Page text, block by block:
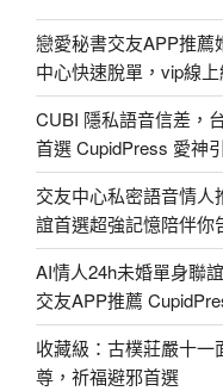
戀愛秘書交友APP推薦
中心快速脫單，vip線
CUBI 隱私語音信差，
首選 CupidPress 愛神
交友中心私密語音情人
誼首選超強記憶陪伴你
AI情人24h未婚單身聯
交友APP推薦
收藏級：古樸莊嚴十
尊，祈福避邪首選